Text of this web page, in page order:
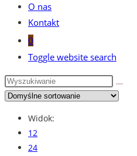
O nas
Kontakt
0
Toggle website search
Widok:
12
24